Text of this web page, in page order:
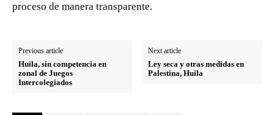
proceso de manera transparente.
Previous article
Huila, sin competencia en
zonal de Juegos
Intercolegiados
Next article
Ley seca y otras medidas en
Palestina, Huila